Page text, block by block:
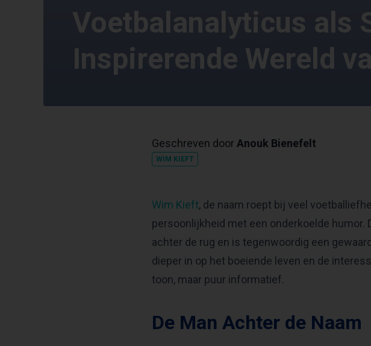
Voetbalanalyticus als
Inspirerende Wereld
Geschreven door Anouk Bienefelt
WIM KIEFT
Wim Kieft, de naam roept bij veel
persoonlijkheid met een onderkoelde
achter de rug en is tegenwoordig een
dieper in op het boeiende leven en de
toon, maar puur informatief.
De Man Achter de Naam